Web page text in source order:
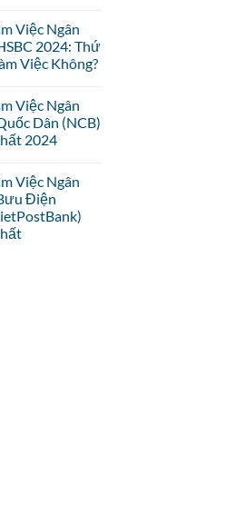
Việc Ngân
2024: Thứ
Việc Không?
Việc Ngân
Dân (NCB)
2024
Việc Ngân
Điện